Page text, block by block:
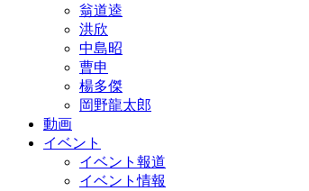
翁道逵
洪欣
中島昭
曹申
楊多傑
岡野龍太郎
動画
イベント
イベント報道
イベント情報